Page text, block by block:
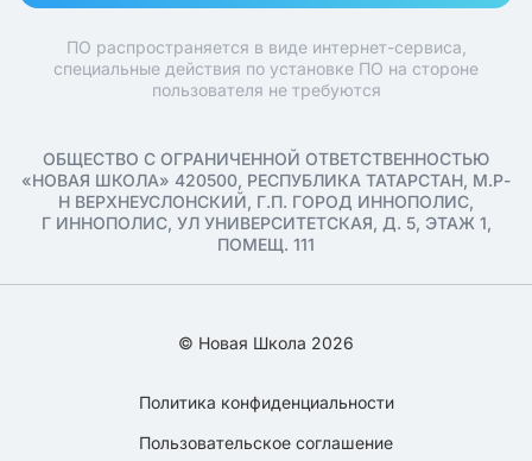
ПО распространяется в виде интернет-сервиса,
специальные действия по установке ПО на стороне
пользователя не требуются
ОБЩЕСТВО С ОГРАНИЧЕННОЙ ОТВЕТСТВЕННОСТЬЮ
«НОВАЯ ШКОЛА» 420500, РЕСПУБЛИКА ТАТАРСТАН, М.Р-
Н ВЕРХНЕУСЛОНСКИЙ, Г.П. ГОРОД ИННОПОЛИС,
Г ИННОПОЛИС, УЛ УНИВЕРСИТЕТСКАЯ, Д. 5, ЭТАЖ 1,
ПОМЕЩ. 111
© Новая Школа 2026
Политика конфиденциальности
Пользовательское соглашение